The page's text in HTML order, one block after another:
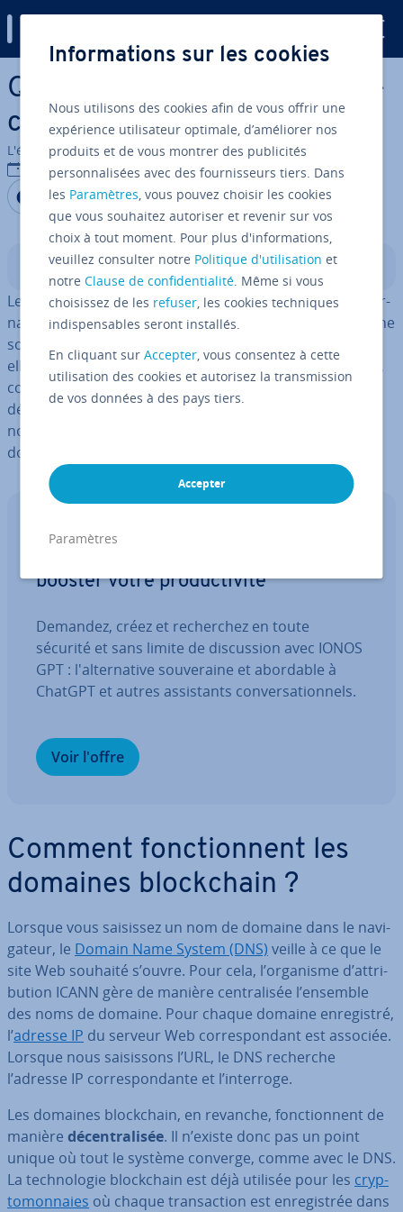
Aller au contenu principal
Qu’est-ce qu’un domaine blo­
ck­chain ?
L'équipe édi­to­riale IONOS
08/06/2026
Partager sur Facebook
Partager sur Twitter
Partager sur LinkedIn
Sommaire
Les domaines blo­ck­chain reposent sur un système al­ter­
na­tif de ré­so­lu­tion des noms. Bien que cette évolution ne
soit pas encore largement ac­ces­sible au grand public,
elle offre déjà des avantages in­té­res­sants. Par exemple,
con­trai­re­ment aux domaines clas­siques, ces domaines
dé­cen­tra­li­sés peuvent être achetés, offrant ainsi de
nouvelles pos­si­bi­li­tés dans la gestion des noms de
domaine.
IONOS GPT
booster votre pro­duc­ti­vité
Demandez, créez et re­cher­chez en toute
sécurité et sans limite de dis­cus­sion avec IONOS
GPT : l'al­ter­na­tive sou­ve­raine et abordable à
ChatGPT et autres as­sis­tants con­ver­sa­tion­nels.
Voir l'offre
Comment fonc­tion­nent les
domaines blo­ck­chain ?
Lorsque vous saisissez un nom de domaine dans le na­vi­
ga­teur, le Domain Name System (DNS) veille à ce que le
site Web souhaité s’ouvre. Pour cela, l’organisme d’at­tri­
bu­tion ICANN gère de manière cen­tra­li­sée l’ensemble
des noms de domaine. Pour chaque domaine en­re­gis­tré,
l’adresse IP du serveur Web cor­res­pon­dant est associée.
Lorsque nous sai­sis­sons l’URL, le DNS recherche
l’adresse IP cor­res­pon­dante et l’interroge.
Les domaines blo­ck­chain, en revanche, fonc­tion­nent de
manière dé­cen­tra­li­sée. Il n’existe donc pas un point
unique où tout le système converge, comme avec le DNS.
La tech­no­lo­gie blo­ck­chain est déjà utilisée pour les cryp­
to­mon­naies où chaque tran­sac­tion est en­re­gis­trée dans
Informations sur les cookies
Nous utilisons des cookies afin de vous offrir une
expérience utilisateur optimale, d’améliorer nos
produits et de vous montrer des publicités
personnalisées avec des fournisseurs tiers. Dans
les Paramètres, vous pouvez choisir les cookies
que vous souhaitez autoriser et revenir sur vos
choix à tout moment. Pour plus d'informations,
veuillez consulter notre Politique d'utilisation et
notreClause de confidentialité. Même si vous
choisissez de les refuser, les cookies techniques
indispensables seront installés.
En cliquant surAccepter, vous consentez à cette
utilisation des cookies et autorisez la transmission
de vos données à des pays tiers.
Accepter
Paramètres